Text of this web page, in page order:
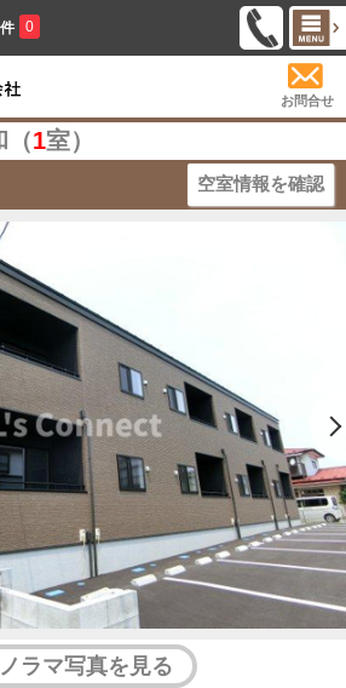
0
お問合せ
（1室）
空室情報を確認
ラマ写真を見る